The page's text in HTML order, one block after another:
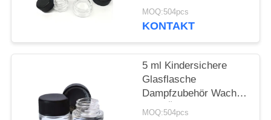
schwarzem
kindersicheren Deckel
Augencreme Kosmetik
MOQ:504pcs
KONTAKT
5 ml Kindersichere
Glasflasche
Dampfzubehör Wachs
CBD Ölbehälter
MOQ:504pcs